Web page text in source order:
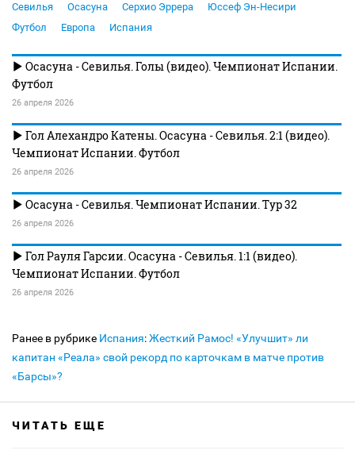
Севилья Осасуна Серхио Эррера
Юссеф Эн-Несири
Футбол
Европа Испания
Осасуна - Севилья. Голы (видео). Чемпионат Испании.
Футбол
26 апреля 2026
Гол Алехандро Катены. Осасуна - Севилья. 2:1 (видео).
Чемпионат Испании. Футбол
26 апреля 2026
Осасуна - Севилья. Чемпионат Испании. Тур 32
26 апреля 2026
Гол Рауля Гарсии. Осасуна - Севилья. 1:1 (видео).
Чемпионат Испании. Футбол
26 апреля 2026
Ранее в рубрике Испания:Жесткий Рамос! «Улучшит» ли
капитан «Реала» свой рекорд по карточкам в матче против
«Барсы»?
ЧИТАТЬ ЕЩЕ